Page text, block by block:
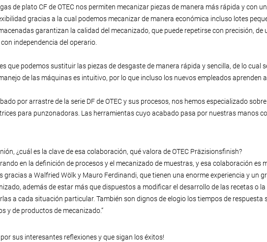
de plato CF de OTEC nos permiten mecanizar piezas de manera más rápida y con
gracias a la cual podemos mecanizar de manera económica incluso lotes
garantizan la calidad del mecanizado, que puede repetirse con precisión, de
independencia del operario.
que podemos sustituir las piezas de desgaste de manera rápida y sencilla, de lo cual
de las máquinas es intuitivo, por lo que incluso los nuevos empleados aprenden
por arrastre de la serie DF de OTEC y sus procesos, nos hemos especializado
para punzonadoras. Las herramientas cuyo acabado pasa por nuestras manos
¿cuál es la clave de esa colaboración, qué valora de OTEC Präzisionsfinish?
en la definición de procesos y el mecanizado de muestras, y esa colaboración es
gracias a Walfried Wölk y Mauro Ferdinandi, que tienen una enorme experiencia y un
además de estar más que dispuestos a modificar el desarrollo de las recetas o
a cada situación particular. También son dignos de elogio los tiempos de respuesta
y de productos de mecanizado.“
por sus interesantes reflexiones y que sigan los éxitos!